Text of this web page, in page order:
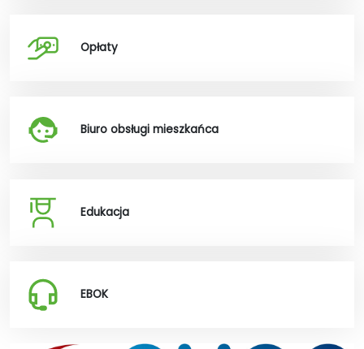
Opłaty
Biuro obsługi mieszkańca
Edukacja
EBOK